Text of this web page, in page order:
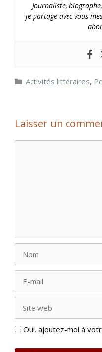
Journaliste,
je partage avec vous
Catégories
Activités littéraires,
Laisser un
mail
web
Oui, ajoutez-moi à